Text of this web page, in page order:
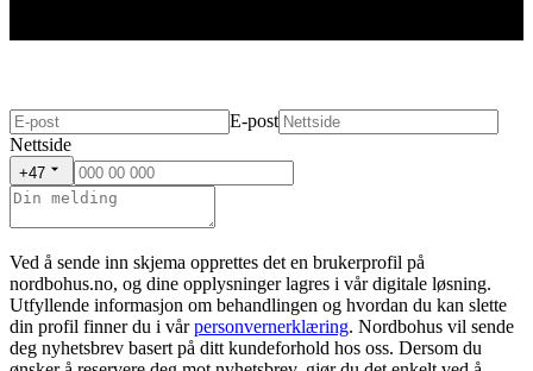
E-post
Nettside
+47
Ved å sende inn skjema opprettes det en brukerprofil på
nordbohus.no, og dine opplysninger lagres i vår digitale løsning.
Utfyllende informasjon om behandlingen og hvordan du kan slette
din profil finner du i vår personvernerklæring. Nordbohus vil sende
deg nyhetsbrev basert på ditt kundeforhold hos oss. Dersom du